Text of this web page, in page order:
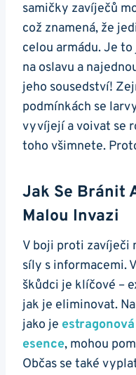
samičky zavíječů
což znamená, že
celou armádu. Je
na oslavu a
jeho sousedství!
podmínkách se
vyvíjejí a voivat se
toho všimnete.
Jak Se Bránit
Malou Invazi
V ‌boji proti zavíječi⁤
síly s informacemi.
škůdci je ​klíčové –
jak je eliminovat.
jako‌ je
esence, mohou
Občas se také